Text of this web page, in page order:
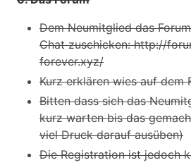
Dem Neumitglied das
Chat zuschicken: http://
forever.xyz/
Kurz erklären wies auf dem
Bitten dass sich das
kurz warten bis das
viel Druck darauf ausüben)
Die Registration ist jedoch